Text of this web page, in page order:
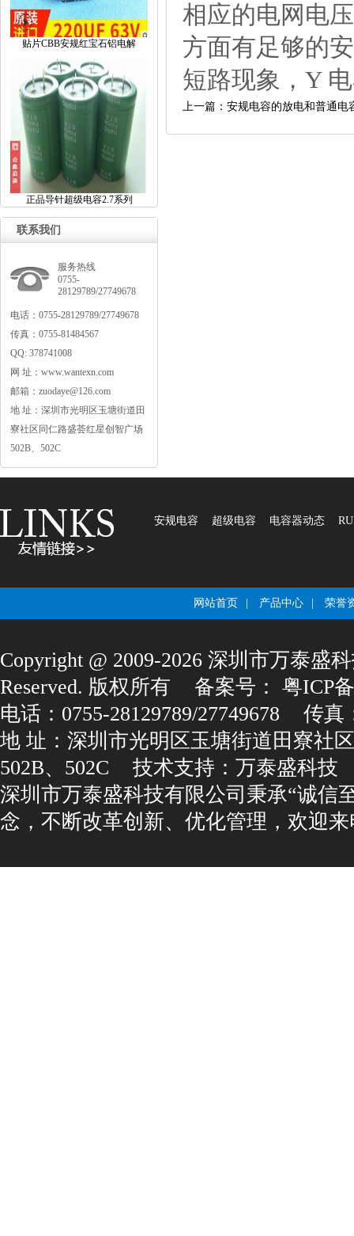
贴片CBB安规红宝石铝电解
正品导针超级电容2.7系列
联系我们
服务热线
0755-
28129789/27749678
电话：0755-28129789/27749678
传真：0755-81484567
QQ:378741008
网址：www.wantexn.com
邮箱：zuodaye@126.com
地址：深圳市光明区玉塘街道田
寮社区同仁路盛荟红星创智广场
502B、502C
相应的电网电
方面有足够的
短路现象，Y
上一篇：安规电容的放电和普通电
安规电容 超级电容 电容器动态
网站首页 产品中心 荣誉
Copyright@2009-2026深圳市万泰盛
Reserved.版权所有
备案号：
粤ICP
电话：0755-28129789/27749678
传真
地址：深圳市光明区玉塘街道田寮社
502B、502C
技术支持： 万泰盛科技
深圳市万泰盛科技有限公司秉承“诚信
念，不断改革创新、优化管理，欢迎